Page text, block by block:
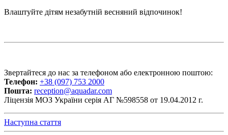
Влаштуйте дітям незабутній весняний відпочинок!
Звертайтеся до нас за телефоном або електронною поштою:
Телефон: +38 (097) 753 2000
Пошта: reception@aquadar.com
Ліцензія МОЗ України серія АГ №598558 от 19.04.2012 г.
Наступна стаття